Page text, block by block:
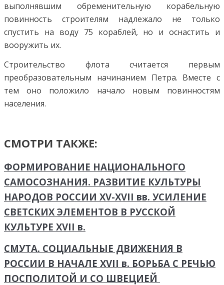
выполнявшим обременительную корабельную
повинность строителям надлежало не только
спустить на воду 75 кораблей, но и оснастить и
вооружить их.
Строительство флота считается первым
преобразовательным начинанием Петра. Вместе с
тем оно положило начало новым повинностям
населения.
СМОТРИ ТАКЖЕ:
ФОРМИРОВАНИЕ НАЦИОНАЛЬНОГО
САМОСОЗНАНИЯ. РАЗВИТИЕ КУЛЬТУРЫ
НАРОДОВ РОССИИ XV-XVII вв. УСИЛЕНИЕ
СВЕТСКИХ ЭЛЕМЕНТОВ В РУССКОЙ
КУЛЬТУРЕ XVII в.
СМУТА. СОЦИАЛЬНЫЕ ДВИЖЕНИЯ В
РОССИИ В НАЧАЛЕ XVII в. БОРЬБА С РЕЧЬЮ
ПОСПОЛИТОЙ И СО ШВЕЦИЕЙ